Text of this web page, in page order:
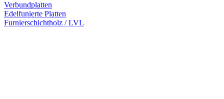
Verbundplatten
Edelfunierte Platten
Furnierschichtholz / LVL